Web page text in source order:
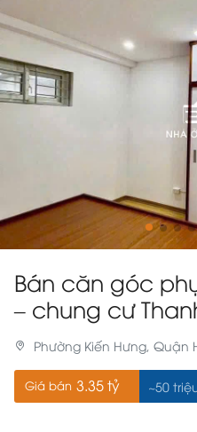
Bán căn góc
– chung cư
Phường Kiến Hưng, Quận
Giá bán 3.35 tỷ ~50